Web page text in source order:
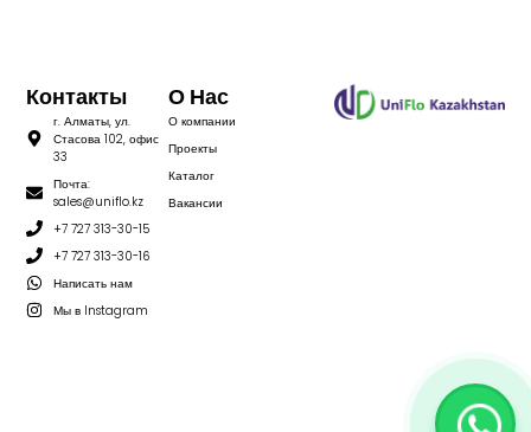
О Нас
О компании
Проекты
Каталог
Вакансии
Контакты
г. Алматы, ул.
Стасова 102, офис
33
Почта:
sales@uniflo.kz
+7 727 313-30-15
+7 727 313-30-16
Написать нам
Мы в Instagram